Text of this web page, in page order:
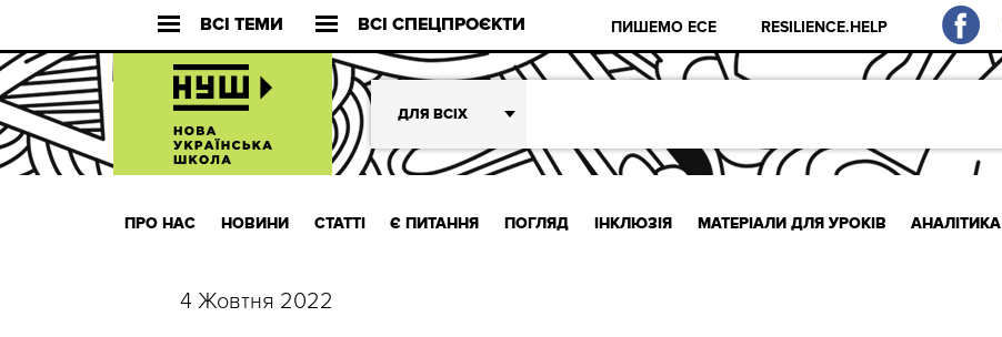
ВСІ ТЕМИ ВСІ СПЕЦПРОЄКТИ ПИШЕМО ЕСЕ RESILIENCE.HELP
ДЛЯ ВСІХ
ПРО НАС НОВИНИ СТАТТІ Є ПИТАННЯ ПОГЛЯД ІНКЛЮЗІЯ МАТЕРІАЛИ ДЛЯ УРОКІВ АНАЛІТИКА
4 Жовтня 2022